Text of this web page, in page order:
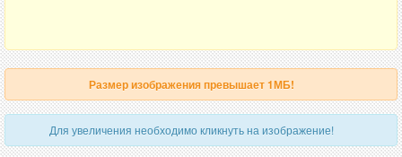
Размер изображения превышает 1МБ!
Для увеличения необходимо кликнуть на изображение!